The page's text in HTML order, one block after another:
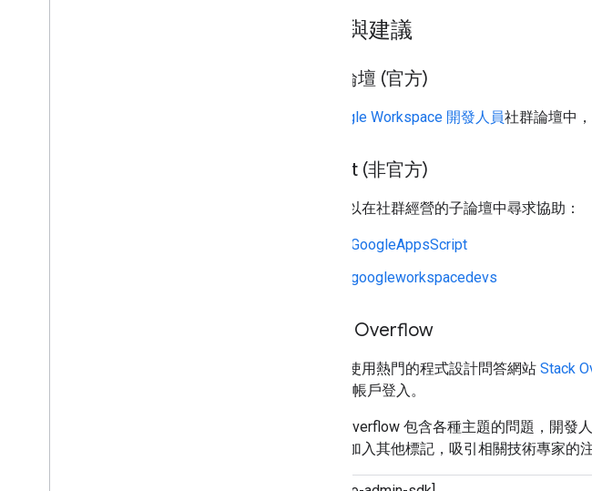
問題與建議
社群論壇 (官方)
Google Workspace 開發人員社群論壇中
Reddit (非官方)
你也可以在社群經營的子論壇中尋求協助：
r/GoogleAppsScript
r/googleworkspacedevs
Stack Overflow
我們也使用熱門的程式設計問答網站 Stack
Google 帳戶登入。
Stack Overflow 包含各種主題的問題，開發
問題中加入其他標記，吸引相關技術專家的注